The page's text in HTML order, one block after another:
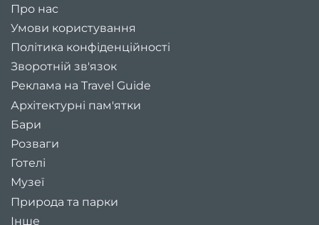
Про нас
Умови користування
Політика конфіденційності
Зворотній зв'язок
Реклама на Travel Guide
Архітектурні пам'ятки
Бари
Розваги
Готелі
Музеї
Природа та парки
Інше